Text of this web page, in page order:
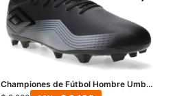
Championes de Fútbol Hombre Umbro